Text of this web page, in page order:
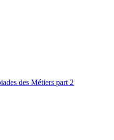
des Métiers part 2